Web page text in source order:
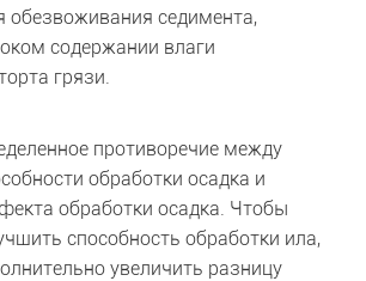
седимента,
содержании влаги
грязи.
противоречие между
обработки осадка и
обработки осадка. Чтобы
способность обработки ила,
увеличить разницу